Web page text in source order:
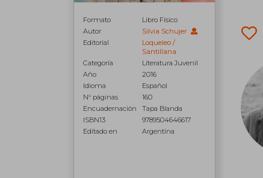
Formato
Libro Físico
Autor
Silvia Schujer
Editorial
Loqueleo /
Santillana
Categoría
Literatura Juvenil
Año
2016
Idioma
Español
N° páginas
160
Encuadernación
Tapa Blanda
ISBN13
9789504646617
Editado en
Argentina